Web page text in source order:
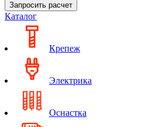
Запросить расчет
Каталог
Крепеж
Электрика
Оснастка